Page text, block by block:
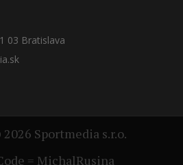
03 Bratislava
Sportmedia s.r.o.
= MichalRusina